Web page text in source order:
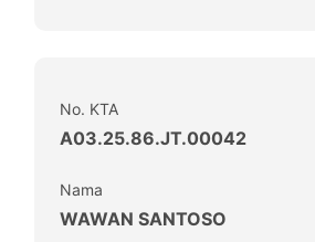
No. KTA
A03.25.86.JT.00042
Nama
WAWAN SANTOSO